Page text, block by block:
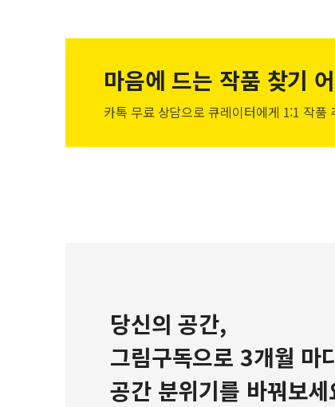
마음에 드는 작품 찾기
카톡 무료 상담으로 큐레이터에게 1:1 작품
당신의 공간,
그림구독으로 3개월 마
공간 분위기를 바꿔보세